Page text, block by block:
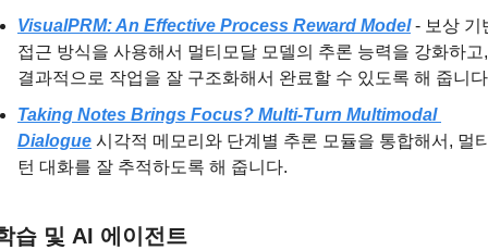
VisualPRM: An Effective Process Reward Model - 보상 기
접근 방식을 사용해서 멀티모달 모델의 추론 능력을 강화하고,
결과적으로 작업을 잘 구조화해서 완료할 수 있도록 해 줍니
Taking Notes Brings Focus? Multi-Turn Multimodal
Dialogue 시각적 메모리와 단계별 추론 모듈을 통합해서, 멀
턴 대화를 잘 추적하도록 해 줍니다.
습 및 AI 에이전트